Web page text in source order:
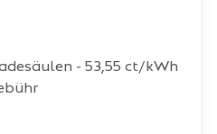
- 53,55 ct/kWh